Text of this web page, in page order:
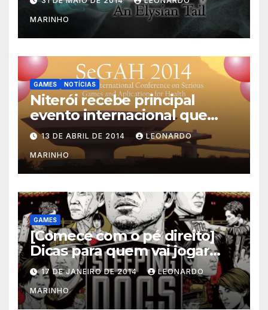
MARINHO
GAMES NOTÍCIAS
Niterói recebe principal
evento internacional que
mescla saúde e jogos
13 DE ABRIL DE 2014 LEONARDO
MARINHO
GAMES
[Comece com o pé direito]
Dicas para quem vai jogar
Sleeping Dogs
17 DE JANEIRO DE 2014 LEONARDO
MARINHO